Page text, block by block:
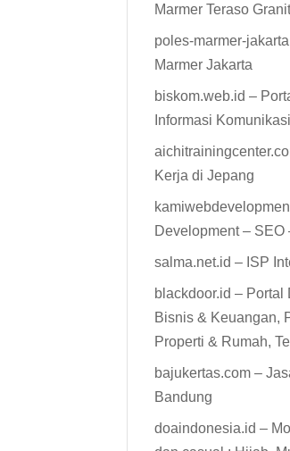
Marmer Teraso
poles-marmer-
Marmer Jakarta
biskom.web.id –
Informasi
Kerja di Jepang
Development – SEO
salma.net.id – ISP
blackdoor.id – Portal
Bisnis & Keuangan,
Properti & Rumah,
bajukertas.com –
Bandung
doaindonesia.id –